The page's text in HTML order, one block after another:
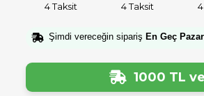
4 Taksit 4 Taksit
Şimdi vereceğin sipariş En Geç
1000 TL